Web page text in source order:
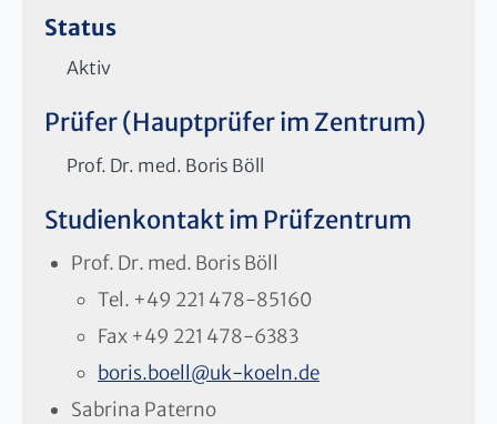
Status
Aktiv
Prüfer (Hauptprüfer im Zentrum)
Prof. Dr. med. Boris Böll
Studienkontakt im Prüfzentrum
Prof. Dr. med. Boris Böll
Tel. +49 221 478-85160
Fax +49 221 478-6383
boris.boell@uk-koeln.de
Sabrina Paterno